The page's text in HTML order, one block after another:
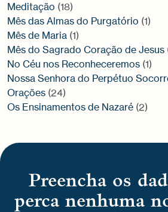
Meditação (18)
Mês das Almas do Purgatório (1)
Mês de Maria (1)
Mês do Sagrado Coração de Jesus
No Céu nos Reconheceremos (1)
Nossa Senhora do Perpétuo
Orações (24)
Os Ensinamentos de Nazaré (2)
Preencha os
perca nenhuma